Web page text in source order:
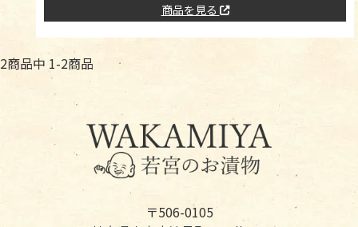
商品を見る
2商品中 1-2商品
〒506-0105